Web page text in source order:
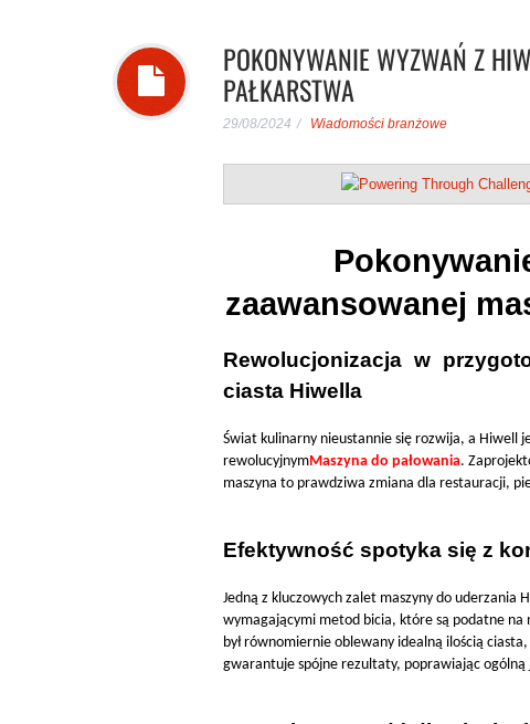
POKONYWANIE WYZWAŃ Z
PAŁKARSTWA
29/08/2024 Wiadomości branżowe